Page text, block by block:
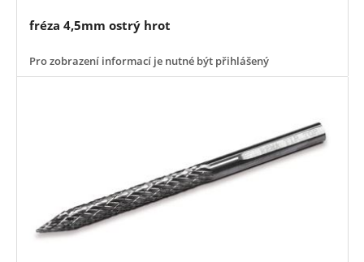
fréza 4,5mm ostrý hrot
Pro zobrazení informací je nutné být přihlášený